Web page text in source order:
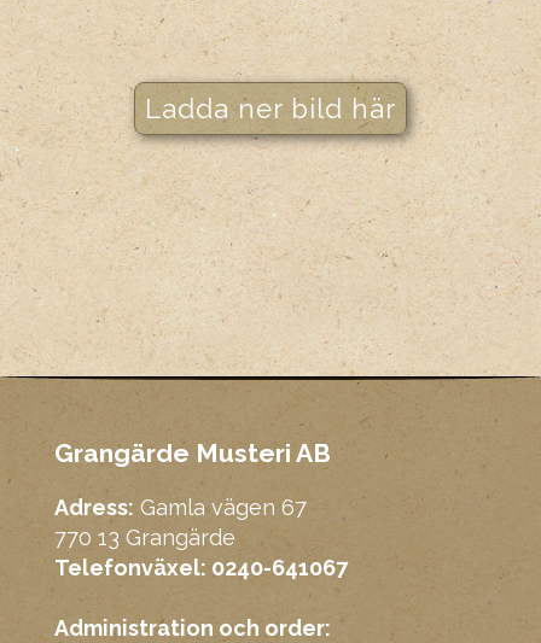
Ladda ner bild här
Grangärde Musteri AB
Adress: Gamla vägen 67
770 13 Grangärde
Telefonväxel: 0240-641067
Administration och order: